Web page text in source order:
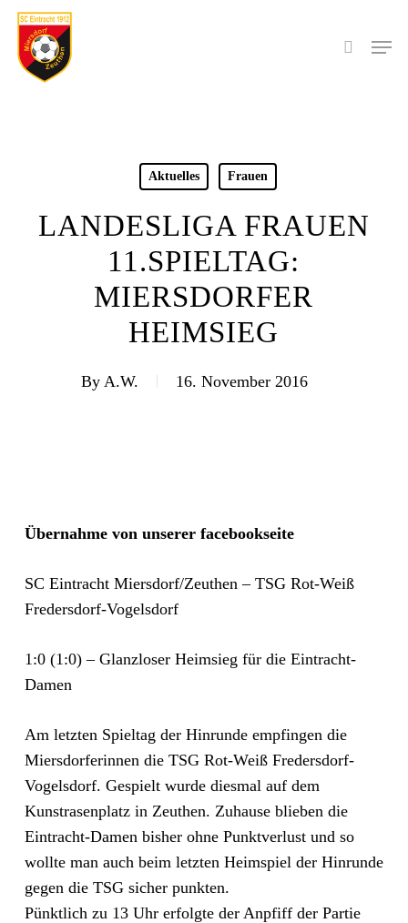
Skip
main
content
search
Menu
Aktuelles Frauen
LANDESLIGA FRAUEN
11.SPIELTAG:
MIERSDORFER
HEIMSIEG
By A.W. 16. November 2016
Übernahme von unserer facebookseite
SC Eintracht Miersdorf/Zeuthen – TSG Rot-Weiß
Fredersdorf-Vogelsdorf
1:0 (1:0) – Glanzloser Heimsieg für die Eintracht-
Damen
Am letzten Spieltag der Hinrunde empfingen die
Miersdorferinnen die TSG Rot-Weiß Fredersdorf-
Vogelsdorf. Gespielt wurde diesmal auf dem
Kunstrasenplatz in Zeuthen. Zuhause blieben die
Eintracht-Damen bisher ohne Punktverlust und so
wollte man auch beim letzten Heimspiel der Hinrunde
gegen die TSG sicher punkten.
Pünktlich zu 13 Uhr erfolgte der Anpfiff der Partie